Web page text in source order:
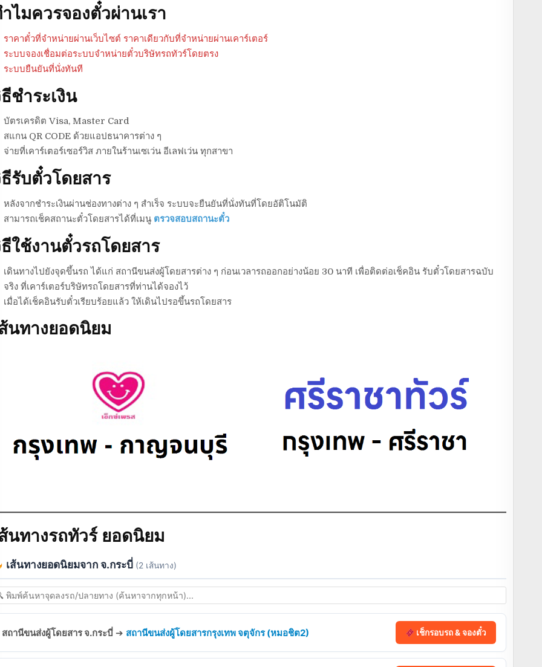
ไมควรจองตั๋วผ่านเรา
ราคาตั๋วที่จำหน่ายผ่านเว็บไซต์ ราคาเดียวกับที่จำหน่ายผ่านเคาร์เตอร์
ระบบจองเชื่อมต่อระบบจำหน่ายตั๋วบริษัทรถทัวร์โดยตรง
ระบบยืนยันที่นั่งทันที
ชำระเงิน
บัตรเครดิต Visa, Master Card
สแกน QR CODE ด้วยแอปธนาคารต่าง ๆ
จ่ายที่เคาร์เตอร์เซอร์วิส ภายในร้านเซเว่น อีเลฟเว่น ทุกสาขา
รับตั๋วโดยสาร
หลังจากชำระเงินผ่านช่องทางต่าง ๆ สำเร็จ ระบบจะยืนยันที่นั่งทันที่โดยอัติโนมัติ
สามารถเช็คสถานะตั๋วโดยสารได้ที่เมนู ตรวจสอบสถานะตั๋ว
ใช้งานตั๋วรถโดยสาร
เดินทางไปยังจุดขึ้นรถ ได้แก่ สถานีขนส่งผู้โดยสารต่าง ๆ ก่อนเวลารถออกอย่างน้อย 30 นาที เพื่อติดต่อเช็คอิน รับตั๋วโดยสารฉบับ
จริง ที่เคาร์เตอร์บริษัทรถโดยสารที่ท่านได้จองไว้
เมื่อได้เช็คอินรับตั๋วเรียบร้อยแล้ว ให้เดินไปรอขึ้นรถโดยสาร
นทางยอดนิยม
นทางรถทัวร์ ยอดนิยม
เส้นทางยอดนิยมจาก จ.กระบี่ (2 เส้นทาง)
สถานีขนส่งผู้โดยสาร จ.กระบี่➔ สถานีขนส่งผู้โดยสารกรุงเทพ จตุจักร (หมอชิต2) เช็กรอบรถ & จองตั๋ว